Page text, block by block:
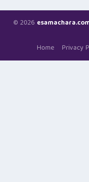
© 2026
Home
Privacy